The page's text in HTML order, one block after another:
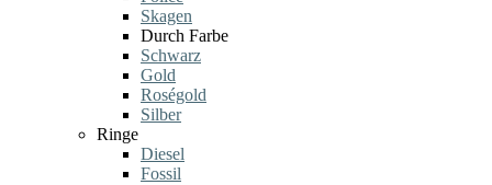
Skagen
Durch Farbe
Schwarz
Gold
Roségold
Silber
Ringe
Diesel
Fossil